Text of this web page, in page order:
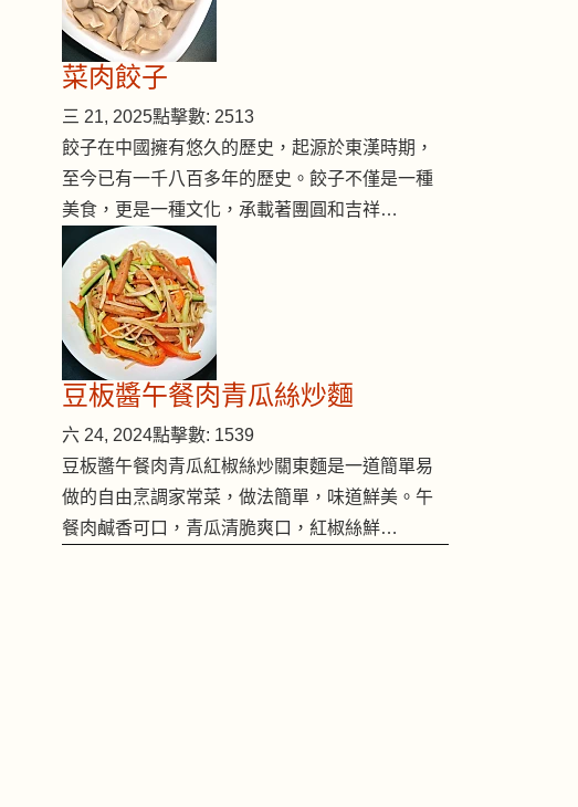
菜肉餃子
三 21, 2025點擊數: 2513
餃子在中國擁有悠久的歷史，起源於東漢時期，
至今已有一千八百多年的歷史。餃子不僅是一種
美食，更是一種文化，承載著團圓和吉祥…
豆板醬午餐肉青瓜絲炒麵
六 24, 2024點擊數: 1539
豆板醬午餐肉青瓜紅椒絲炒關東麵是一道簡單易
做的自由烹調家常菜，做法簡單，味道鮮美。午
餐肉鹹香可口，青瓜清脆爽口，紅椒絲鮮…